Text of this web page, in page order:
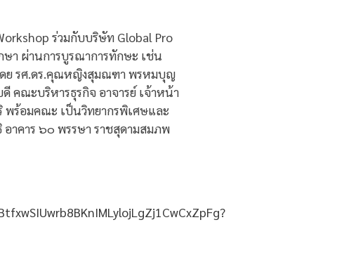
ร่วมกับบริษัท Global Pro
า ผ่านการบูรณาการทักษะ เช่น
โดย รศ.ดร.คุณหญิงสุมณฑา พรหมบุญ
คณะบริหารธุรกิจ อาจารย์ เจ้าหน้า
พร้อมคณะ เป็นวิทยากรพิเศษและ
าคาร ๖๐ พรรษา ราชสุดามสมภพ